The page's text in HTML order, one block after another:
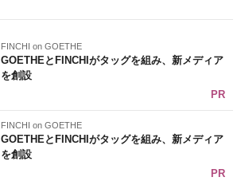
FINCHI on GOETHE
GOETHEとFINCHIがタッグを組み、新メディア
を創設
PR
FINCHI on GOETHE
GOETHEとFINCHIがタッグを組み、新メディア
を創設
PR